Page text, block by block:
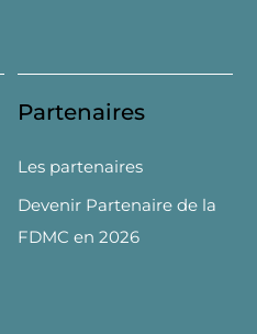
Partenaires
Les partenaires
Devenir Partenaire de la
FDMC en 2026